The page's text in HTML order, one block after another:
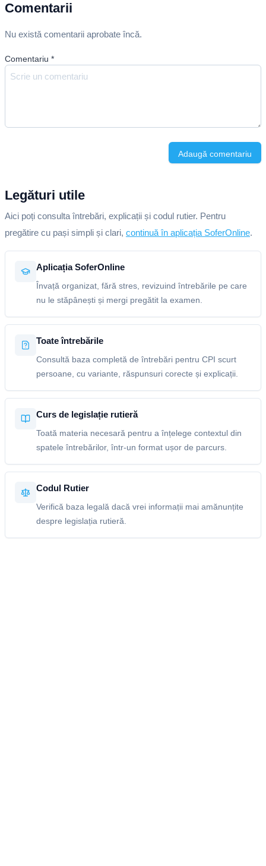
Comentarii
Nu există comentarii aprobate încă.
Comentariu *
Adaugă comentariu
Legături utile
Aici poți consulta întrebări, explicații și codul rutier. Pentru
pregătire cu pași simpli și clari, continuă în aplicația SoferOnline.
Aplicația SoferOnline
Învață organizat, fără stres, revizuind întrebările pe care
nu le stăpânești și mergi pregătit la examen.
Toate întrebările
Consultă baza completă de întrebări pentru CPI scurt
persoane, cu variante, răspunsuri corecte și explicații.
Curs de legislație rutieră
Toată materia necesară pentru a înțelege contextul din
spatele întrebărilor, într-un format ușor de parcurs.
Codul Rutier
Verifică baza legală dacă vrei informații mai amănunțite
despre legislația rutieră.